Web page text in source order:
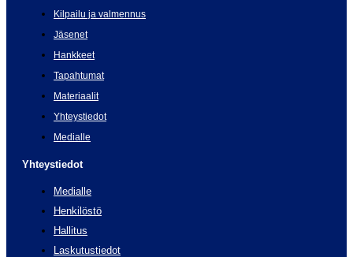
Kilpailu ja valmennus
Jäsenet
Hankkeet
Tapahtumat
Materiaalit
Yhteystiedot
Medialle
Yhteystiedot
Medialle
Henkilöstö
Hallitus
Laskutustiedot